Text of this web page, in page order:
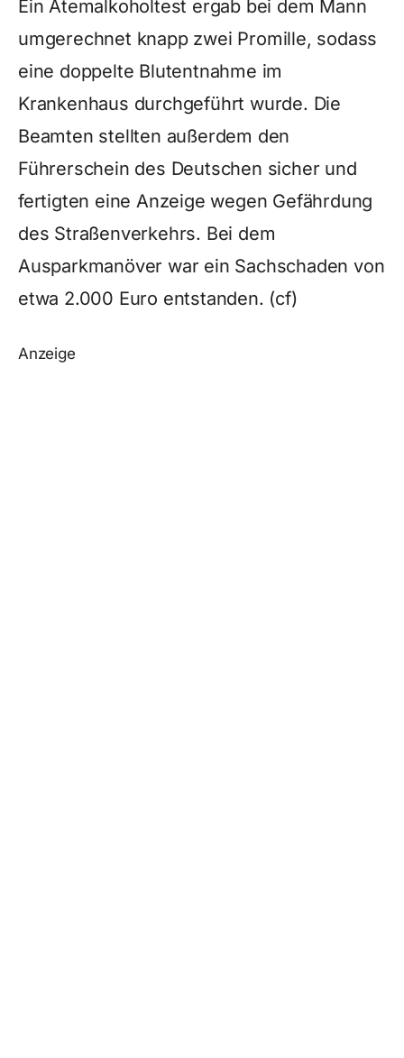
Ein Atemalkoholtest ergab bei dem Mann
umgerechnet knapp zwei Promille, sodass
eine doppelte Blutentnahme im
Krankenhaus durchgeführt wurde. Die
Beamten stellten außerdem den
Führerschein des Deutschen sicher und
fertigten eine Anzeige wegen Gefährdung
des Straßenverkehrs. Bei dem
Ausparkmanöver war ein Sachschaden von
etwa 2.000 Euro entstanden. (cf)
Anzeige